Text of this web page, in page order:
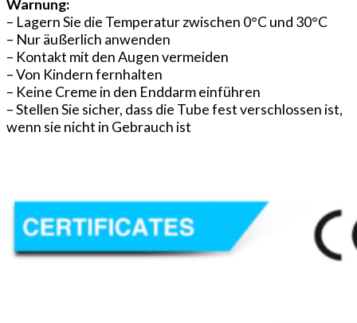
Warnung:
– Lagern Sie die Temperatur zwischen 0°C und 30°C
– Nur äußerlich anwenden
– Kontakt mit den Augen vermeiden
– Von Kindern fernhalten
– Keine Creme in den Enddarm einführen
– Stellen Sie sicher, dass die Tube fest verschlossen ist,
wenn sie nicht in Gebrauch ist